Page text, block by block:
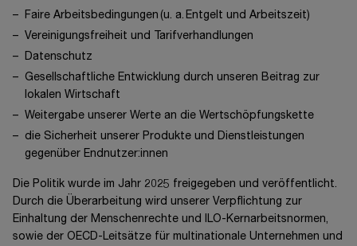
Faire Arbeitsbedingungen (u. a. Entgelt und Arbeitszeit)
Vereinigungsfreiheit und Tarifverhandlungen
Datenschutz
Gesellschaftliche Entwicklung durch unseren Beitrag zur
lokalen Wirtschaft
Weitergabe unserer Werte an die Wertschöpfungskette
die Sicherheit unserer Produkte und Dienstleistungen
gegenüber Endnutzer:innen
Die Politik wurde im Jahr 2025 freigegeben und veröffentlicht.
Durch die Überarbeitung wird unserer Verpflichtung zur
Einhaltung der Menschenrechte und ILO-Kernarbeitsnormen,
sowie der OECD-Leitsätze für multinationale Unternehmen und